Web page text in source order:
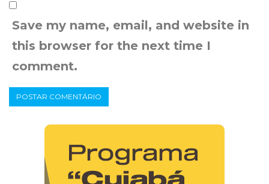
Save my name, email, and website in
this browser for the next time I
comment.